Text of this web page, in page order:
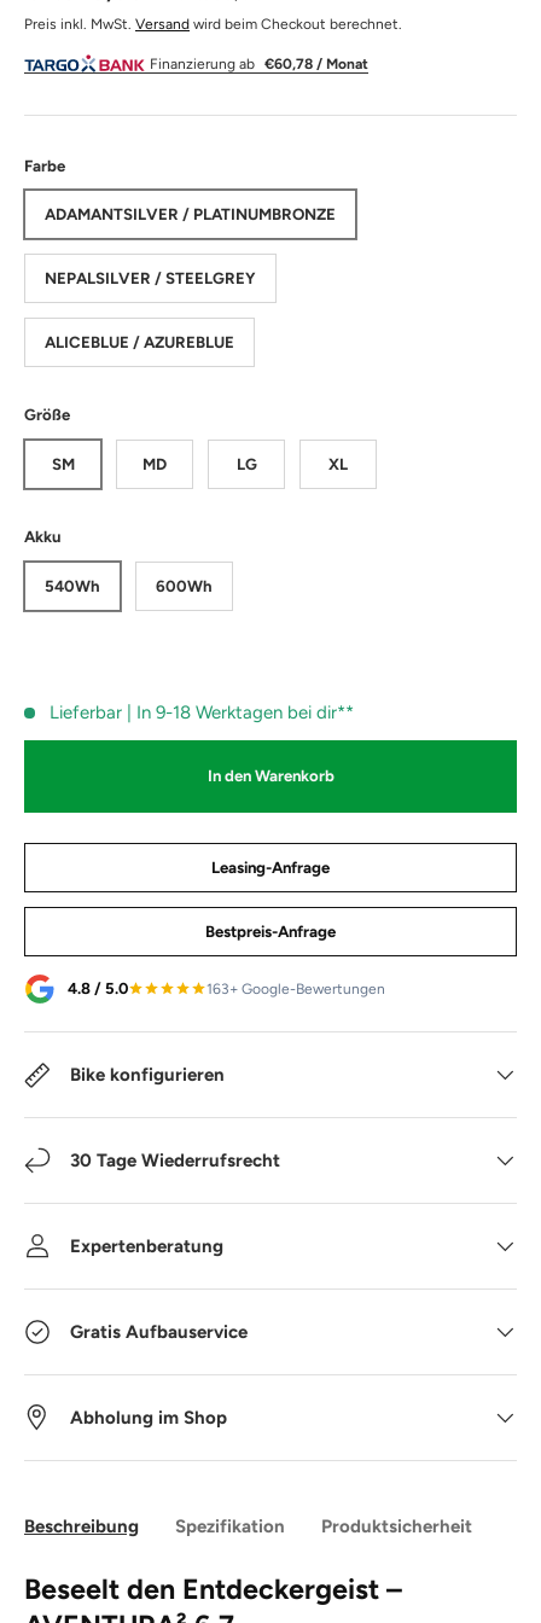
Preis inkl. MwSt. Versand wird beim Checkout berechnet.
Finanzierung ab €60,78 / Monat
Farbe
ADAMANTSILVER / PLATINUMBRONZE
NEPALSILVER / STEELGREY
ALICEBLUE / AZUREBLUE
Größe
SM MD LG XL
Akku
540Wh 600Wh
Lieferbar | In 9-18 Werktagen bei dir**
In den Warenkorb
Leasing-Anfrage
Bestpreis-Anfrage
4.8 / 5.0 163+ Google-Bewertungen
Bike konfigurieren
30 Tage Wiederrufsrecht
Expertenberatung
Gratis Aufbauservice
Abholung im Shop
Beschreibung Spezifikation Produktsicherheit
Beseelt den Entdeckergeist –